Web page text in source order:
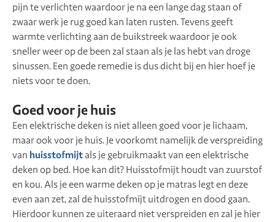
pijn te verlichten waardoor je na een lange dag staan of
zwaar werk je rug goed kan laten rusten. Tevens geeft
warmte verlichting aan de buikstreek waardoor je ook
sneller weer op de been zal staan als je las hebt van droge
sinussen. Een goede remedie is dus dicht bij en hier hoef je
niets voor te doen.
Goed voor je huis
Een elektrische deken is niet alleen goed voor je lichaam,
maar ook voor je huis. Je voorkomt namelijk de verspreiding
van huisstofmijtals je gebruikmaakt van een elektrische
deken op bed. Hoe kan dit? Huisstofmijt houdt van zuurstof
en kou. Als je een warme deken op je matras legt en deze
even aan zet, zal de huisstofmijt uitdrogen en dood gaan.
Hierdoor kunnen ze uiteraard niet verspreiden en zal je hier